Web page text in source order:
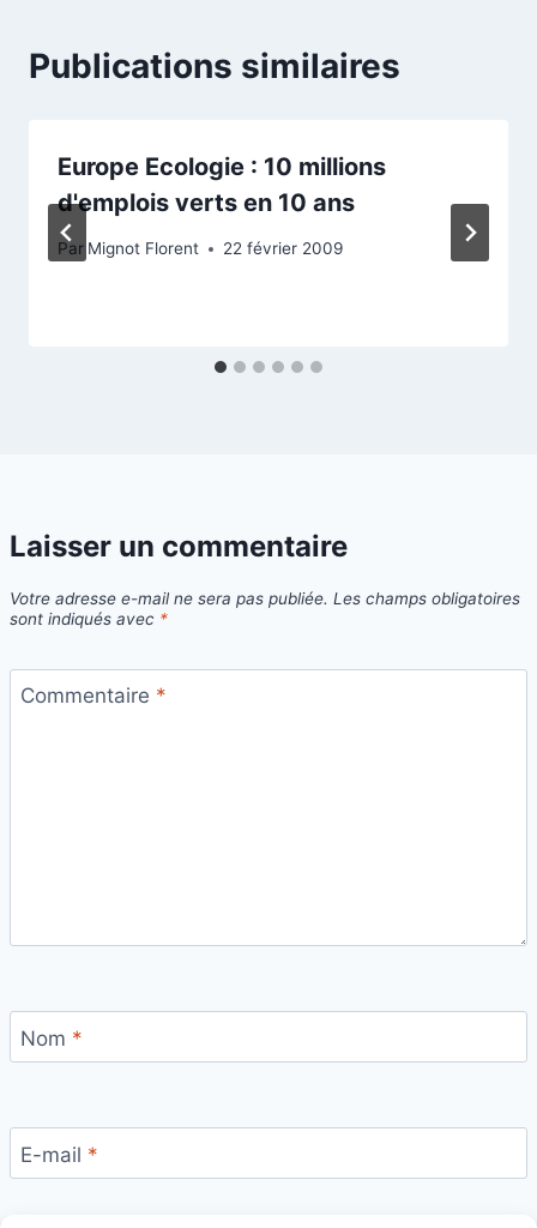
Publications similaires
Europe Ecologie : 10 millions
d'emplois verts en 10 ans
Par Mignot Florent 22 février 2009
Laisser un commentaire
Votre adresse e-mail ne sera pas publiée. Les champs obligatoires
sont indiqués avec *
Commentaire *
Nom *
E-mail *